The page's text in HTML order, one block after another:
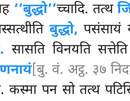
‘‘बुद्धो’’च्चादि. तत्थ
बुद्धो, पसंसायं
सासति विनयति
[बु. वं. अट्ठ. ३७
कस्मा पन सो तत्थ